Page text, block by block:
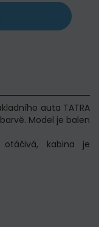
auta TATRA
barvě. Model je balen
kabina je